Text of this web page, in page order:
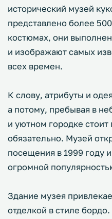
исторический музей
представлено более
костюмах, они
и изображают самых
всех времен.
К слову, атрибуты и
а потому, пребывая в
и уютном городке стоит
обязательно. Музей
посещения в 1999 году
огромной
Здание музея
отделкой в стиле